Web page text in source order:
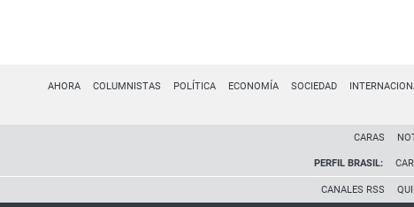
AHORA COLUMNISTAS POLÍTICA ECONOMÍA SOCIEDAD
CARAS
PERFIL BRASIL:
CANALES RSS